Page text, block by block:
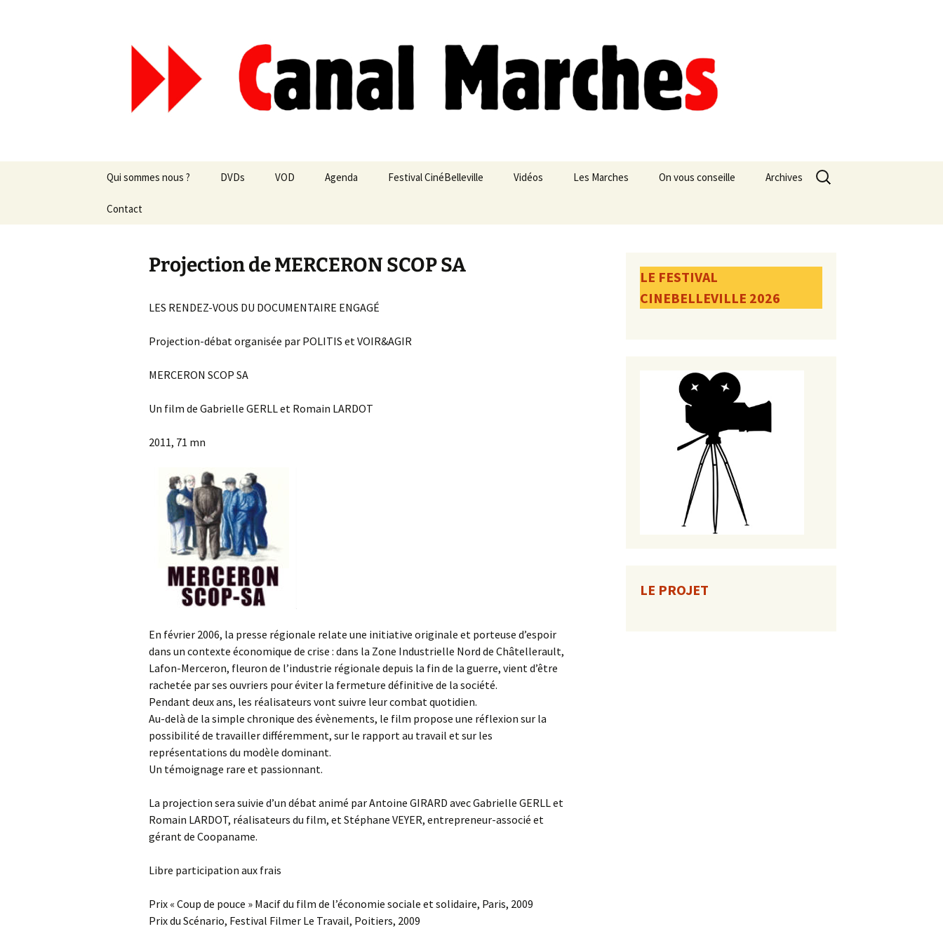
Canal Marches
Qui sommes nous ?
Les revues de presse
Les projets
DVDs VOD Agenda Festival CinéBelleville Vidéos Les Marches On vous conseille Archives
Contact
Rechercher :
Projection de MERCERON SCOP SA
LES RENDEZ-VOUS DU DOCUMENTAIRE ENGAGÉ
Projection-débat organisée par POLITIS et VOIR&AGIR
MERCERON SCOP SA
Un film de Gabrielle GERLL et Romain LARDOT
2011, 71 mn
En février 2006, la presse régionale relate une initiative originale et porteuse d’espoir
dans un contexte économique de crise : dans la Zone Industrielle Nord de Châtellerault,
Lafon-Merceron, fleuron de l’industrie régionale depuis la fin de la guerre, vient d’être
rachetée par ses ouvriers pour éviter la fermeture définitive de la société.
Pendant deux ans, les réalisateurs vont suivre leur combat quotidien.
Au-delà de la simple chronique des évènements, le film propose une réflexion sur la
possibilité de travailler différemment, sur le rapport au travail et sur les
représentations du modèle dominant.
Un témoignage rare et passionnant.
La projection sera suivie d’un débat animé par Antoine GIRARD avec Gabrielle GERLL et
Romain LARDOT, réalisateurs du film, et Stéphane VEYER, entrepreneur-associé et
gérant de Coopaname.
Libre participation aux frais
Prix « Coup de pouce » Macif du film de l’économie sociale et solidaire, Paris, 2009
Prix du Scénario, Festival Filmer Le Travail, Poitiers, 2009
LE FESTIVAL
CINEBELLEVILLE 2026
LE PROJET